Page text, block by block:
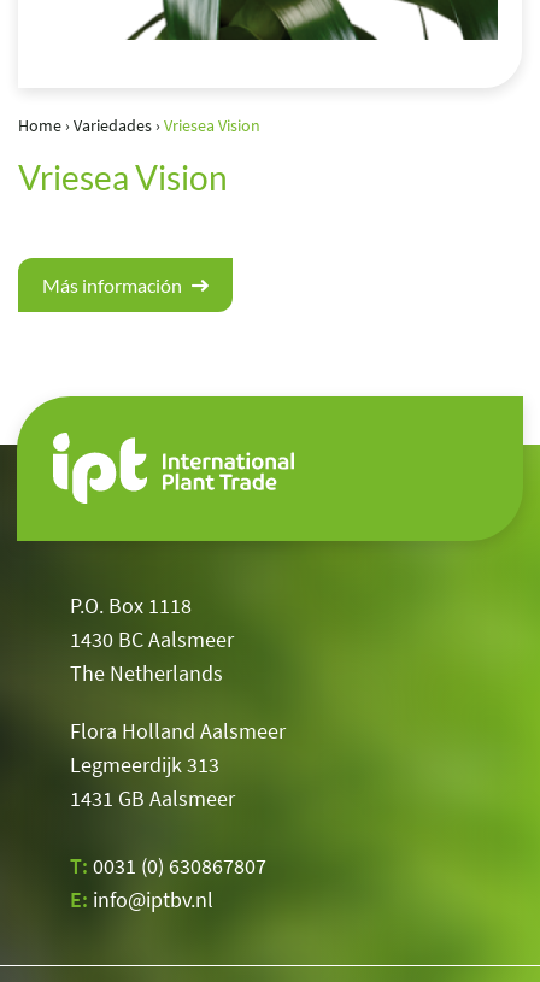
Home›Variedades›Vriesea Vision
Vriesea Vision
Más información
P.O. Box 1118
1430 BC Aalsmeer
The Netherlands
Flora Holland Aalsmeer
Legmeerdijk 313
1431 GB Aalsmeer
T: 0031 (0) 630867807
E: info@iptbv.nl